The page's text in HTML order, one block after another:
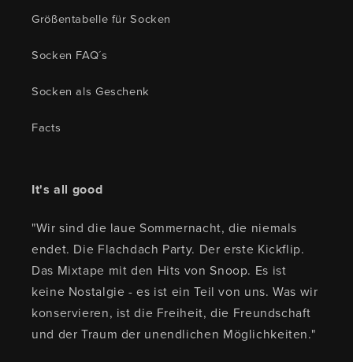
Größentabelle für Socken
Socken FAQ´s
Socken als Geschenk
Facts
It's all good
"Wir sind die laue Sommernacht, die niemals
endet. Die Flachdach Party. Der erste Kickflip.
Das Mixtape mit den Hits von Snoop. Es ist
keine Nostalgie - es ist ein Teil von uns. Was wir
konservieren, ist die Freiheit, die Freundschaft
und der Traum der unendlichen Möglichkeiten."